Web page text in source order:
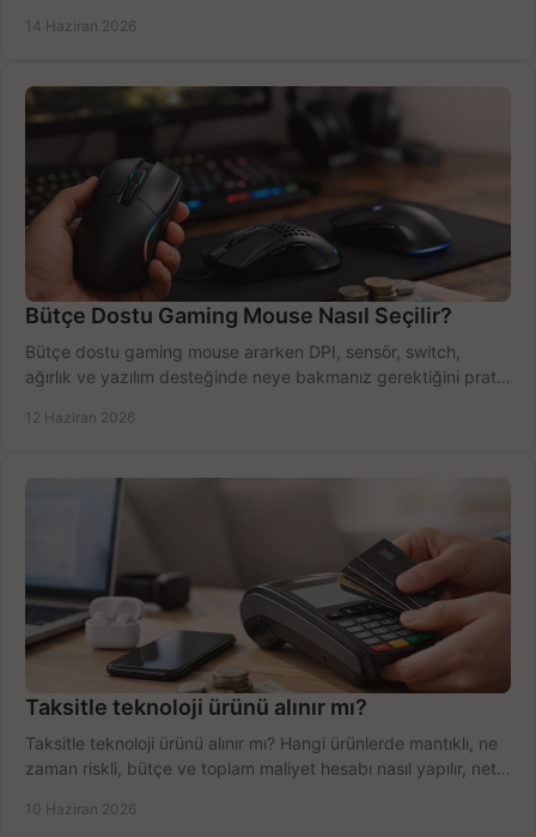
14 Haziran 2026
Bütçe Dostu Gaming Mouse Nasıl Seçilir?
Bütçe dostu gaming mouse ararken DPI, sensör, switch,
ağırlık ve yazılım desteğinde neye bakmanız gerektiğini pratik
12 Haziran 2026
Taksitle teknoloji ürünü alınır mı?
Taksitle teknoloji ürünü alınır mı? Hangi ürünlerde mantıklı, ne
zaman riskli, bütçe ve toplam maliyet hesabı nasıl yapılır, net
10 Haziran 2026